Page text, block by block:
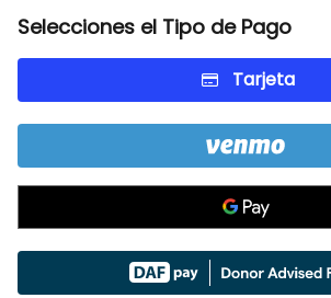
Selecciones el Tipo de Pago
Tarjeta